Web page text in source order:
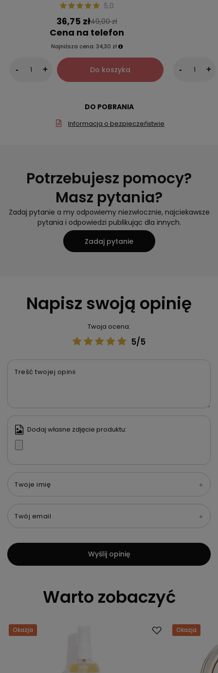
5.0
36,75 zł49,00 zł
Cena na telefon
Najniższa cena: 34,30 zł
- + Do koszyka - +
DO POBRANIA
Informacja o bezpieczeństwie
Potrzebujesz pomocy?
Masz pytania?
Zadaj pytanie a my odpowiemy niezwłocznie, najciekawsze
pytania i odpowiedzi publikując dla innych.
Zadaj pytanie
Napisz swoją opinię
Twoja ocena:
5/5
Treść twojej opinii
Dodaj własne zdjęcie produktu:
Twoje imię
Twój email
Wyślij opinię
Warto zobaczyć
Okazja Okazja